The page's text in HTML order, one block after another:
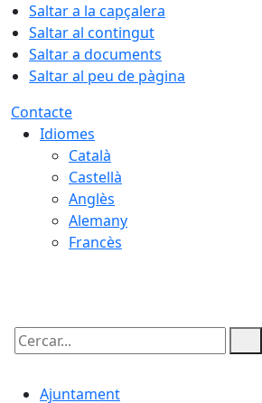
Saltar a la capçalera
Saltar al contingut
Saltar a documents
Saltar al peu de pàgina
Contacte
Idiomes
Català
Castellà
Anglès
Alemany
Francès
Cercar:
Ajuntament